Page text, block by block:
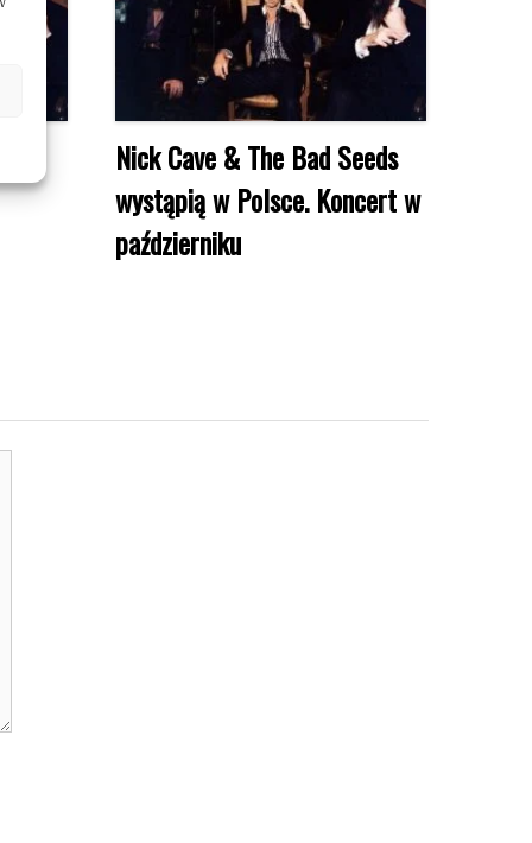
Nick Cave & The Bad Seeds
wystąpią w Polsce. Koncert w
październiku